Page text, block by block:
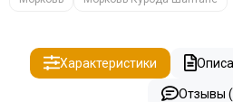
Характеристики
Отзывы